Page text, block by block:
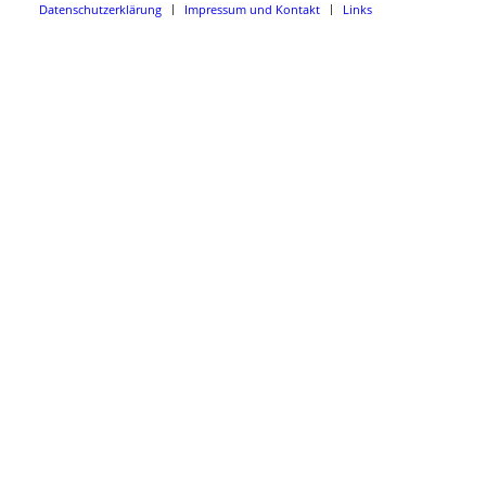
Datenschutzerklärung
Impressum und Kontakt Links